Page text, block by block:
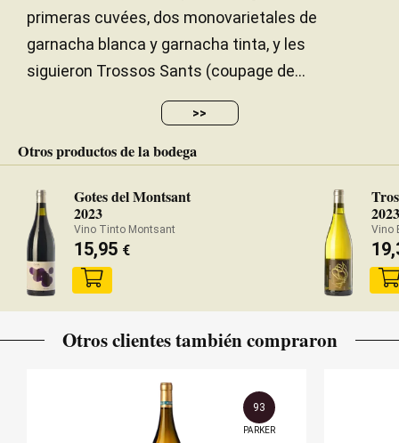
primeras cuvées, dos monovarietales de
garnacha blanca y garnacha tinta, y les
siguieron Trossos Sants (coupage de...
>>
Otros productos de la bodega
Gotes del Montsant
2023
Vino Tinto Montsant
15,95 €
2023
Vino
Otros clientes también compraron
93
PARKER